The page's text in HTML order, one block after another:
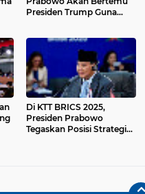
Presiden Trump Guna
Di KTT BRICS 2025,
Presiden Prabowo
Tegaskan Posisi Strategis